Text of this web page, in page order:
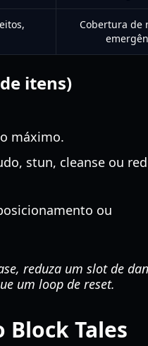
Cobertura de
itens)
máximo.
stun, cleanse ou
ou
reduza um slot de
um loop de reset.
Block Tales